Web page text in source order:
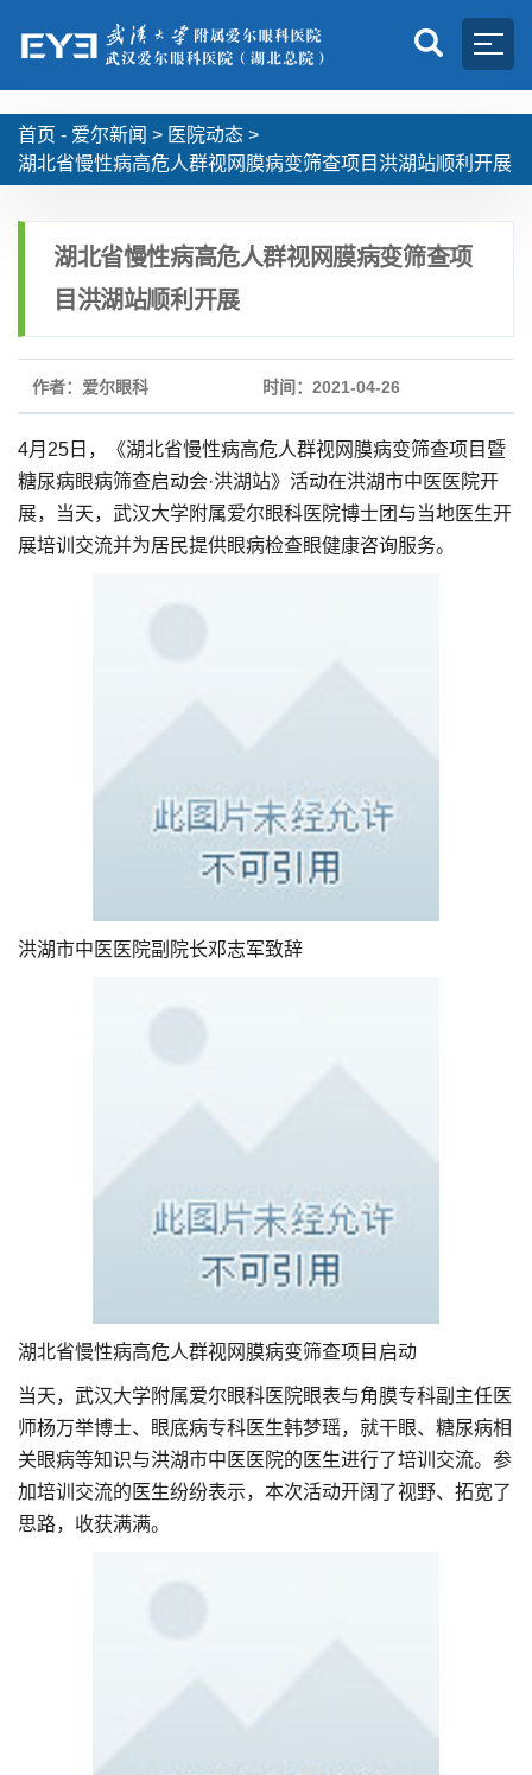
首页 - 爱尔新闻 > 医院动态 >
湖北省慢性病高危人群视网膜病变筛查项目洪湖站顺利开展
湖北省慢性病高危人群视网膜病变筛查项
目洪湖站顺利开展
作者：爱尔眼科 时间：2021-04-26
4月25日，《湖北省慢性病高危人群视网膜病变筛查项目暨
糖尿病眼病筛查启动会·洪湖站》活动在洪湖市中医医院开
展，当天，武汉大学附属爱尔眼科医院博士团与当地医生开
展培训交流并为居民提供眼病检查眼健康咨询服务。
洪湖市中医医院副院长邓志军致辞
湖北省慢性病高危人群视网膜病变筛查项目启动
当天，武汉大学附属爱尔眼科医院眼表与角膜专科副主任医
师杨万举博士、眼底病专科医生韩梦瑶，就干眼、糖尿病相
关眼病等知识与洪湖市中医医院的医生进行了培训交流。参
加培训交流的医生纷纷表示，本次活动开阔了视野、拓宽了
思路，收获满满。